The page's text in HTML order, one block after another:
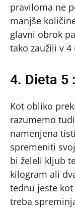
praviloma ne
manjše
glavni obrok
tako zaužili v
4. Dieta 5
Kot obliko
razumemo
namenjena
spremeniti
bi želeli kljub
kilogram ali
tednu jeste
treba